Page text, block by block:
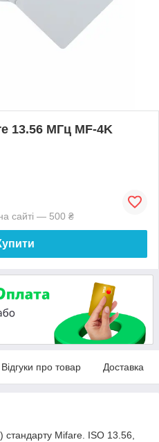
13.56 МГц MF-4K
сайті — 500 ₴
Відгуки про товар Доставка
стандарту Mifare. ISO 13.56,